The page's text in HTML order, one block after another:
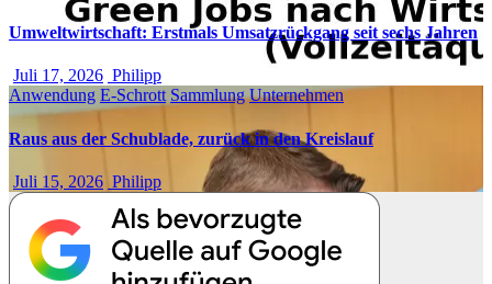
Umweltwirtschaft: Erstmals Umsatzrückgang seit sechs Jahren
Juli 17, 2026 Philipp
Anwendung E-Schrott Sammlung Unternehmen
Raus aus der Schublade, zurück in den Kreislauf
Juli 15, 2026 Philipp